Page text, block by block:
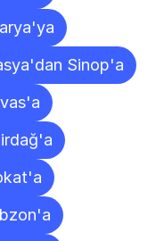
Sinop'a